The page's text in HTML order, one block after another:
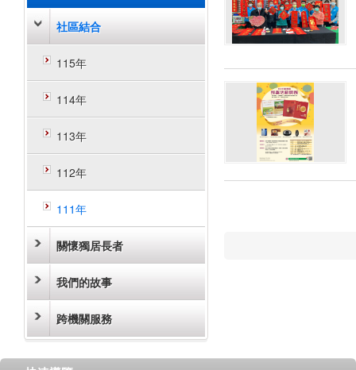
社區結合
115年
114年
113年
112年
111年
關懷獨居長者
我們的故事
跨機關服務